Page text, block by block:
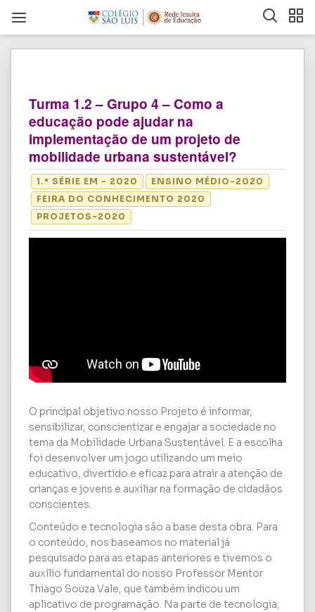
Turma 1.2 – Grupo 4 – Como a
educação pode ajudar na
implementação de um projeto de
mobilidade urbana sustentável?
1.ª SÉRIE EM - 2020
ENSINO MÉDIO-2020
FEIRA DO CONHECIMENTO 2020
PROJETOS-2020
O principal objetivo nosso Projeto é informar,
sensibilizar, conscientizar e engajar a sociedade no
tema da Mobilidade Urbana Sustentável. E a escolha
foi desenvolver um jogo utilizando um meio
educativo, divertido e eficaz para atrair a atenção de
crianças e jovens e auxiliar na formação de cidadãos
conscientes.
Conteúdo e tecnologia são a base desta obra. Para
o conteúdo, nos baseamos no material já
pesquisado para as etapas anteriores e tivemos o
auxílio fundamental do nosso Professor Mentor
Thiago Souza Vale, que também indicou um
aplicativo de programação. Na parte de tecnologia,